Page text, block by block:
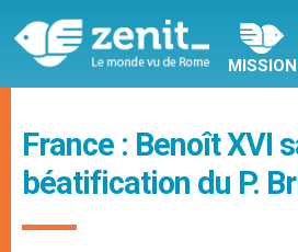
MISSION
France : Benoît XVI
béatification du P.